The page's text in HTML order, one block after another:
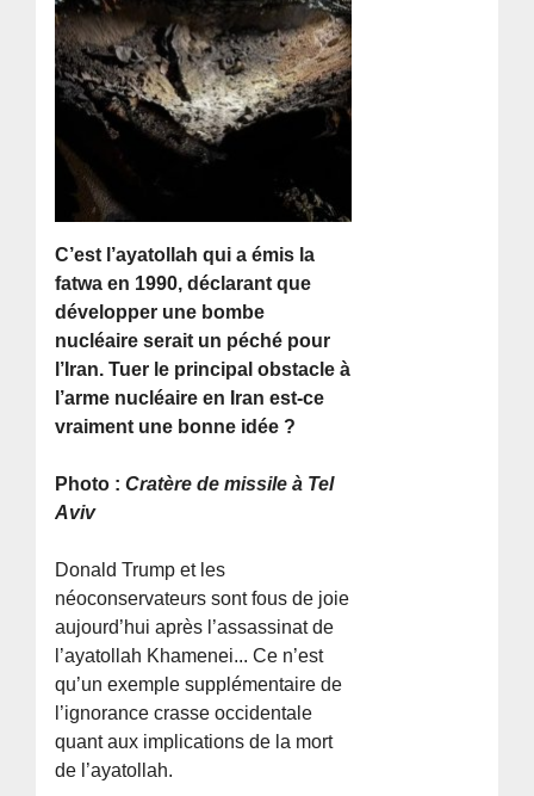
C’est l’ayatollah qui a émis la
fatwa en 1990, déclarant que
développer une bombe
nucléaire serait un péché pour
l’Iran. Tuer le principal obstacle à
l’arme nucléaire en Iran est-ce
vraiment une bonne idée ?
Photo :Cratère de missile à Tel
Aviv
Donald Trump et les
néoconservateurs sont fous de joie
aujourd’hui après l’assassinat de
l’ayatollah Khamenei... Ce n’est
qu’un exemple supplémentaire de
l’ignorance crasse occidentale
quant aux implications de la mort
de l’ayatollah.